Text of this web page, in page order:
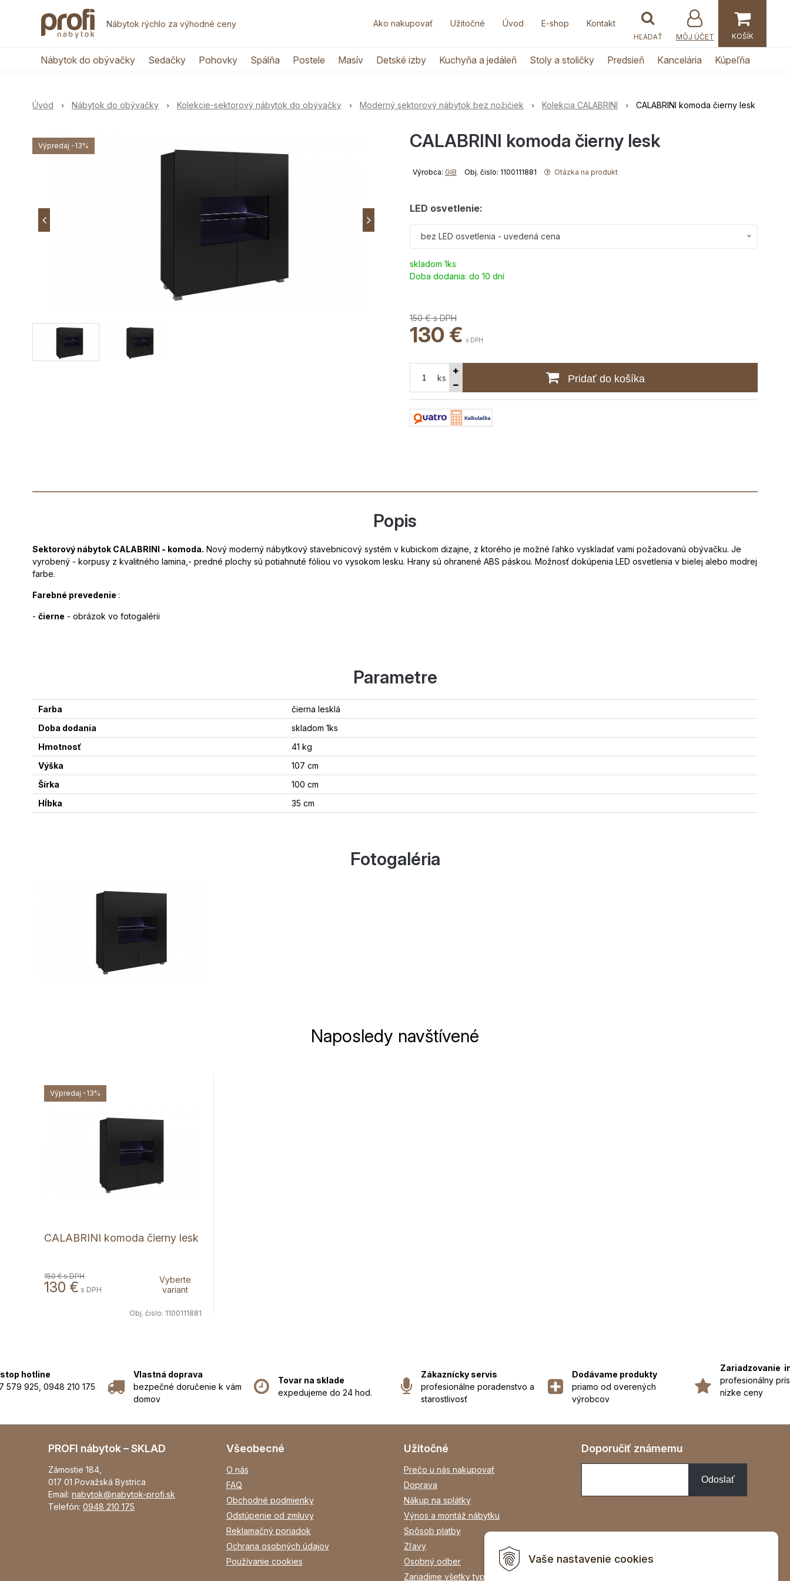
Vaše nastavenie cookies
Nábytok rýchlo za výhodné ceny Ako nakupovať Užitočné Úvod E-shop Kontakt
MÔJ ÚČET
Nábytok do obývačky Sedačky Pohovky Spálňa Postele Masív Detské izby Kuchyňa a jedáleň Stoly a stoličky Predsieň Kancelária Kúpeľňa
Úvod Nábytok do obývačky Kolekcie-sektorový nábytok do obývačky Moderný sektorový nábytok bez nožičiek Kolekcia CALABRINI CALABRINI komoda čierny lesk
Výpredaj -13% CALABRINI komoda čierny lesk
Výrobca: GIB Obj. čislo: 1100111881 Otázka na produkt
LED osvetlenie:
bez LED osvetlenia - uvedená cena
skladom 1ks
Doba dodania: do 10 dní
150 €s DPH
130 € s DPH
ks Pridať do košíka
Popis
Sektorový nábytok CALABRINI - komoda. Nový moderný nábytkový stavebnicový systém v kubickom dizajne, z ktorého je možné ľahko vyskladať vami požadovanú obývačku. Je
vyrobený - korpusy z kvalitného lamina,- predné plochy sú potiahnuté fóliou vo vysokom lesku. Hrany sú ohranené ABS páskou. Možnosť dokúpenia LED osvetlenia v bielej alebo modrej
farbe.
Farebné prevedenie :
- čierne - obrázok vo fotogalérii
Parametre
Farba
čierna lesklá
Doba dodania
skladom 1ks
Hmotnosť
41 kg
Výška
107 cm
Šírka
100 cm
Hĺbka
35 cm
Fotogaléria
Naposledy navštívené
CALABRINI komoda čierny lesk
Výpredaj -13%
150 €s DPH
130 € s DPH
Vyberte
variant
Obj. čislo: 1100111881
hotline
579 925, 0948 210 175
Vlastná doprava
bezpečné doručenie k vám
domov
Tovar na sklade
expedujeme do 24 hod.
Zákaznícky servis
profesionálne poradenstvo a
starostlivosť
Dodávame produkty
priamo od overených
výrobcov
Zariadzovanie
profesionálny
nízke ceny
PROFI nábytok – SKLAD
Zámostie 184,
017 01 Považská Bystrica
Email:nabytok@nabytok-profi.sk
Telefón:0948 210 175
Všeobecné
O nás
FAQ
Obchodné podmienky
Odstúpenie od zmluvy
Reklamačný poriadok
Ochrana osobných údajov
Používanie cookies
Užitočné
Prečo u nás nakupovať
Doprava
Nákup na splátky
Výnos a montáž nábytku
Spôsob platby
Zľavy
Osobný odber
Zariadime všetky typy interiérov
Doporučiť známemu